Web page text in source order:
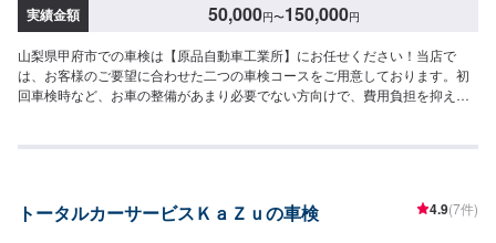
実績金額 50,000円〜150,000円
山梨県甲府市での車検は【原品自動車工業所】にお任せください！当店で
は、お客様のご要望に合わせた二つの車検コースをご用意しております。初
回車検時など、お車の整備があまり必要でない方向けで、費用負担を抑えら
料です。お客様と一緒にお車の状態を確認する「立ち合い見積もり」も行っ
●車両重量1,001～1,500kg：69,750円～●車両重量1,501～2,000kg：78,050
トータルカーサービスＫａＺｕの車検 4.9(7件)